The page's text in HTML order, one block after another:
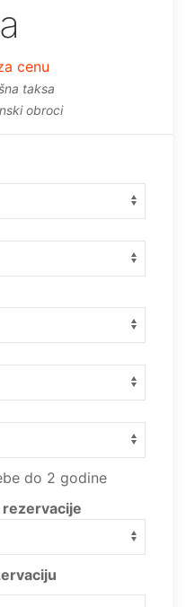
cenu
taksa
obroci
do 2 godine